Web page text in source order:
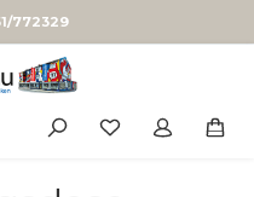
772329